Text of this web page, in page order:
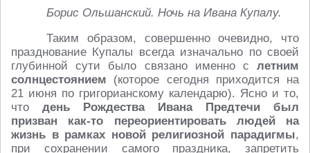
Борис Ольшанский. Ночь на Ивана Купалу.
Таким образом, совершенно очевидно, что
празднование Купалы всегда изначально по своей
глубинной сути было связано именно с летним
солнцестоянием (которое сегодня приходится на
21 июня по григорианскому календарю). Ясно и то,
что день Рождества Ивана Предтечи был
призван как-то переориентировать людей на
жизнь в рамках новой религиозной парадигмы,
при сохранении самого праздника, запретить